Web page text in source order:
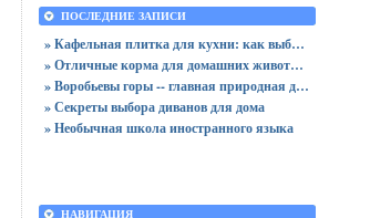
ПОСЛЕДНИЕ ЗАПИСИ
» Кафельная плитка для кухни: как выбрать практичную отделку
» Отличные корма для домашних животных
» Воробьевы горы -- главная природная достопримечательность Москвы
» Секреты выбора диванов для дома
» Необычная школа иностранного языка
НАВИГАЦИЯ